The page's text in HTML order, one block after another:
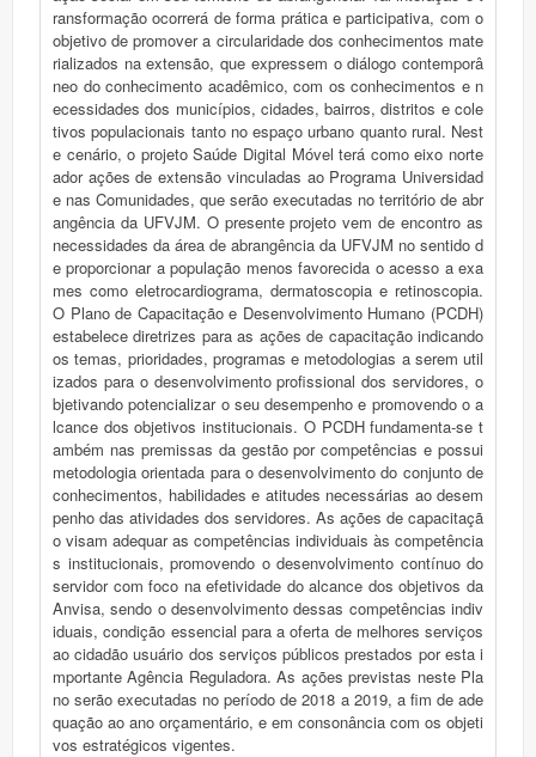
ransformação ocorrerá de forma prática e participativa, com o
objetivo de promover a circularidade dos conhecimentos mate
rializados na extensão, que expressem o diálogo contemporâ
neo do conhecimento acadêmico, com os conhecimentos e n
ecessidades dos municípios, cidades, bairros, distritos e cole
tivos populacionais tanto no espaço urbano quanto rural. Nest
e cenário, o projeto Saúde Digital Móvel terá como eixo norte
ador ações de extensão vinculadas ao Programa Universidad
e nas Comunidades, que serão executadas no território de abr
angência da UFVJM. O presente projeto vem de encontro as
necessidades da área de abrangência da UFVJM no sentido d
e proporcionar a população menos favorecida o acesso a exa
mes como eletrocardiograma, dermatoscopia e retinoscopia.
O Plano de Capacitação e Desenvolvimento Humano (PCDH)
estabelece diretrizes para as ações de capacitação indicando
os temas, prioridades, programas e metodologias a serem util
izados para o desenvolvimento profissional dos servidores, o
bjetivando potencializar o seu desempenho e promovendo o a
lcance dos objetivos institucionais. O PCDH fundamenta-se t
ambém nas premissas da gestão por competências e possui
metodologia orientada para o desenvolvimento do conjunto de
conhecimentos, habilidades e atitudes necessárias ao desem
penho das atividades dos servidores. As ações de capacitaçã
o visam adequar as competências individuais às competência
s institucionais, promovendo o desenvolvimento contínuo do
servidor com foco na efetividade do alcance dos objetivos da
Anvisa, sendo o desenvolvimento dessas competências indiv
iduais, condição essencial para a oferta de melhores serviços
ao cidadão usuário dos serviços públicos prestados por esta i
mportante Agência Reguladora. As ações previstas neste Pla
no serão executadas no período de 2018 a 2019, a fim de ade
quação ao ano orçamentário, e em consonância com os objeti
vos estratégicos vigentes.